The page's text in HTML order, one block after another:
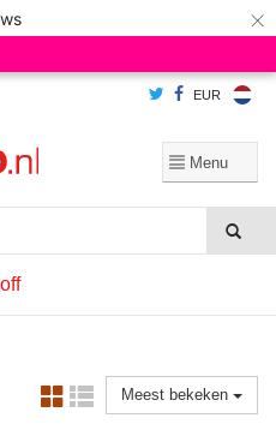
×
EUR
Meest bekeken
te verbeteren. Is dat akkoord?
Ja